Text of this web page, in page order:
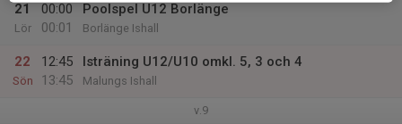
21
Lör
00:00
00:01
Poolspel U12 Borlänge
Borlänge Ishall
22
Sön
12:45
13:45
Isträning U12/U10 omkl. 5, 3 och 4
Malungs Ishall
v.9